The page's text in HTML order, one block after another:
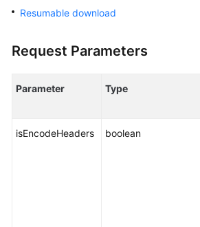
User
Permissions
Guide
Guide
Resumable download
Request Parameters
Parameter Type
isEncodeHeaders boolean